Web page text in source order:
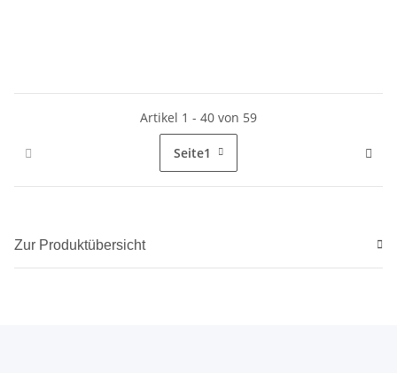
Artikel 1 - 40 von 59
Seite1
Zur Produktübersicht